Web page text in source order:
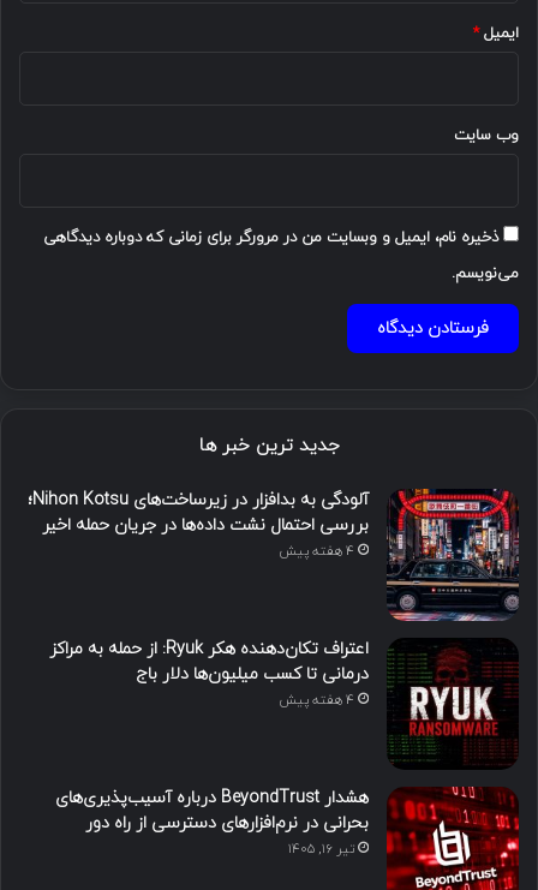
ایمیل*
وب‌ سایت
ذخیره نام، ایمیل و وبسایت من در مرورگر برای زمانی که دوباره دیدگاهی
می‌نویسم.
جدید ترین خبر ها
آلودگی به بدافزار در زیرساخت‌های Nihon Kotsu؛
بررسی احتمال نشت داده‌ها در جریان حمله اخیر
4 هفته پیش
اعتراف تکان‌دهنده هکر Ryuk: از حمله به مراکز
درمانی تا کسب میلیون‌ها دلار باج
4 هفته پیش
هشدار BeyondTrust درباره آسیب‌پذیری‌های
بحرانی در نرم‌افزارهای دسترسی از راه دور
تیر ۱۶, ۱۴۰۵